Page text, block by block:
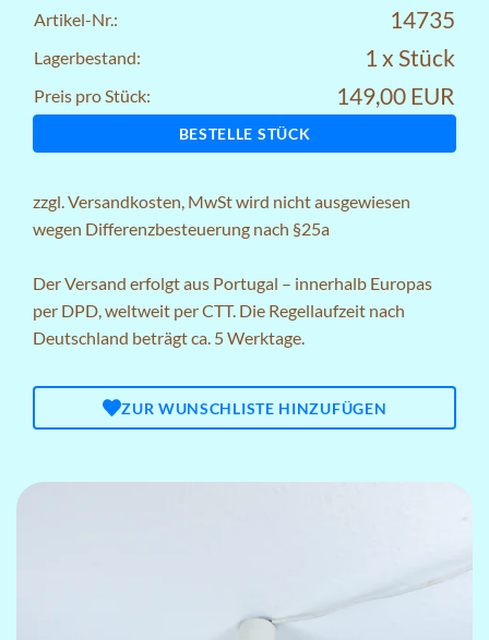
Artikel-Nr.: 14735
Lagerbestand: 1 x Stück
Preis pro Stück: 149,00 EUR
BESTELLE STÜCK
zzgl.Versandkosten, MwSt wird nicht ausgewiesen
wegen Differenzbesteuerung nach §25a
Der Versand erfolgt aus Portugal – innerhalb Europas
per DPD, weltweit per CTT. Die Regellaufzeit nach
Deutschland beträgt ca. 5 Werktage.
ZUR WUNSCHLISTE HINZUFÜGEN